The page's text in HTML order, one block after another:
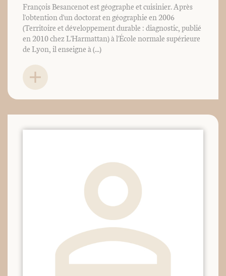
François Besancenot est géographe et cuisinier. Après
l'obtention d'un doctorat en géographie en 2006
(Territoire et développement durable : diagnostic, publié
en 2010 chez L'Harmattan) à l'École normale supérieure
de Lyon, il enseigne à (...)